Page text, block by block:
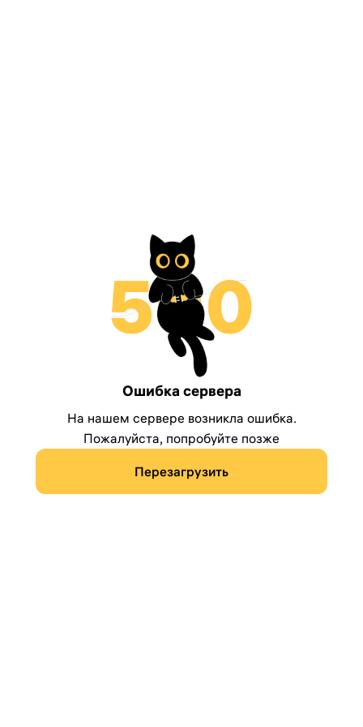
Ошибка сервера
На нашем сервере возникла ошибка.
Пожалуйста, попробуйте позже
Перезагрузить